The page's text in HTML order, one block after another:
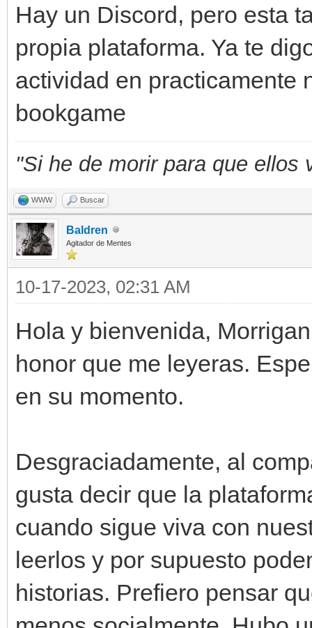
Hay un Discord, pero esta
propia plataforma. Ya te
actividad en practicamente
bookgame
"Si he de morir para que ellos
WWW Buscar
Baldren
Agitador de Mentes
10-17-2023, 02:31 AM
Hola y bienvenida,
honor que me leyeras.
en su momento.
Desgraciadamente, al
gusta decir que la
cuando sigue viva con
leerlos y por supuesto
historias. Prefiero pensar